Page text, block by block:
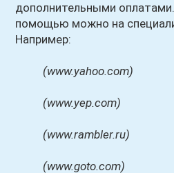
дополнительными
помощью можно на
Например:
(www.yahoo.com)
(www.yep.com)
(www.rambler.ru)
(www.goto.com)